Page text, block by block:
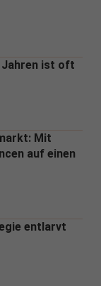
ist oft
Mit
auf einen
entlarvt